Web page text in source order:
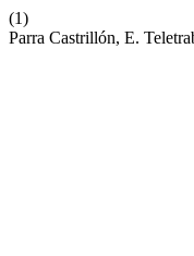
(1)
Parra Castrillón, E.